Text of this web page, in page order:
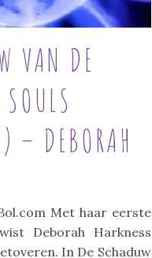
VAN DE
– DEBORAH
Met haar eerste
Deborah Harkness
In De Schaduw